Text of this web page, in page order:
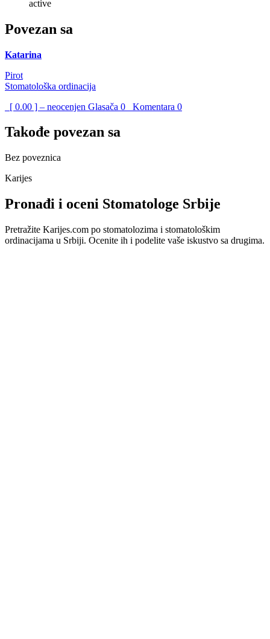
active
Povezan sa
Katarina
Pirot
Stomatološka ordinacija
[ 0.00 ] – neocenjen Glasača 0 Komentara 0
Takođe povezan sa
Bez poveznica
Karijes
Pronađi i oceni Stomatologe Srbije
Pretražite Karijes.com po stomatolozima i stomatološkim
ordinacijama u Srbiji. Ocenite ih i podelite vaše iskustvo sa drugima.